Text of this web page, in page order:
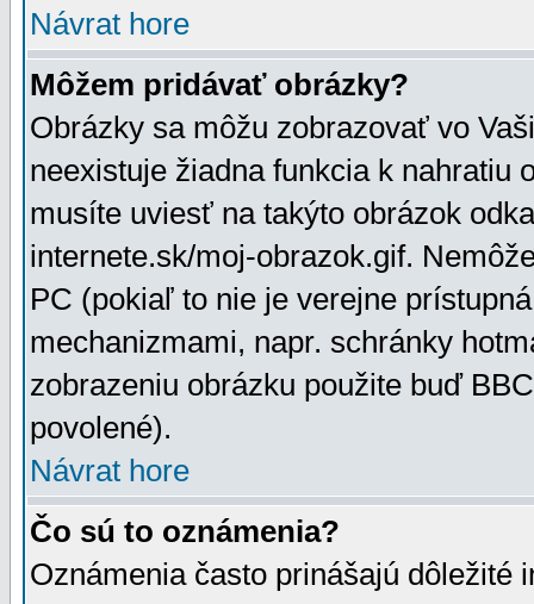
Návrat hore
Môžem pridávať obrázky?
Obrázky sa môžu zobrazovať vo
neexistuje žiadna funkcia k nahratiu
musíte uviesť na takýto obrázok
internete.sk/moj-obrazok.gif.
PC (pokiaľ to nie je verejne
mechanizmami, napr. schránky
zobrazeniu obrázku použite buď
povolené).
Návrat hore
Čo sú to oznámenia?
Oznámenia často prinášajú dôležité